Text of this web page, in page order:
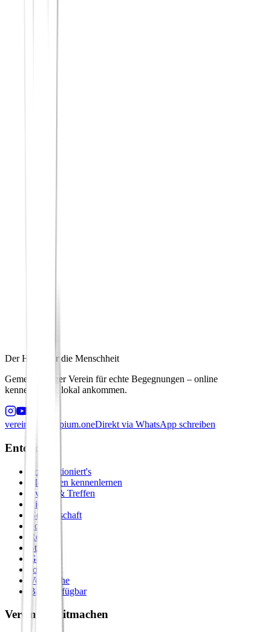
Der Hafen für die Menschheit
Gemeinnütziger Verein für echte Begegnungen – online
kennenlernen, lokal ankommen.
verein@principium.oneDirekt via WhatsApp schreiben
Entdecken
So funktioniert's
Menschen kennenlernen
Events & Treffen
Zirkel
Gemeinschaft
Formate
Retreats
Städte
Galerie
Journal
Vergleiche
Bald verfügbar
Verein & Mitmachen